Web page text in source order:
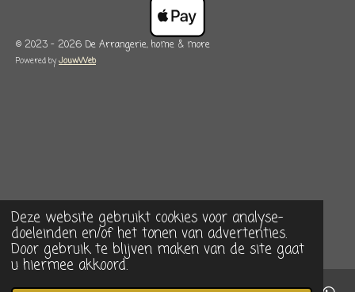
Deze website gebruikt cookies voor analyse-
doeleinden en/of het tonen van advertenties.
Door gebruik te blijven maken van de site gaat
u hiermee akkoord.
© 2023 - 2026 De Arrangerie, home & more
Powered byJouwWeb